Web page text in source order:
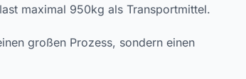
maximal 950kg als Transportmittel.
großen Prozess, sondern einen